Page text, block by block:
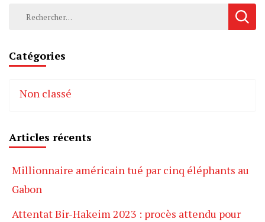
Rechercher :
Catégories
Non classé
Articles récents
Millionnaire américain tué par cinq éléphants au
Gabon
Attentat Bir-Hakeim 2023 : procès attendu pour